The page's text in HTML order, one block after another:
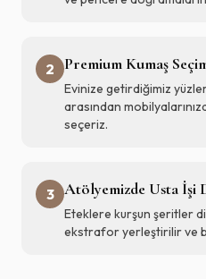
2 Premium Kumaş
Evinize getirdiğimiz
arasından
seçeriz.
3 Atölyemizde Usta İşi
Eteklere kurşun şeritler
ekstrafor yerleştirilir ve